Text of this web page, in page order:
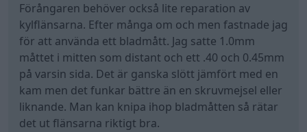
Förångaren behöver också lite reparation av
kylflänsarna. Efter många om och men fastnade jag
för att använda ett bladmått. Jag satte 1.0mm
måttet i mitten som distant och ett .40 och 0.45mm
på varsin sida. Det är ganska slött jämfört med en
kam men det funkar bättre än en skruvmejsel eller
liknande. Man kan knipa ihop bladmåtten så rätar
det ut flänsarna riktigt bra.